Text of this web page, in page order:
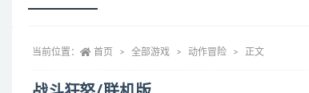
当前位置： 首页 全部游戏 动作冒险 正文